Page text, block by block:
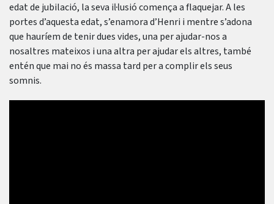
edat de jubilació, la seva il·lusió comença a flaquejar. A les
portes d’aquesta edat, s’enamora d’Henri i mentre s’adona
que hauríem de tenir dues vides, una per ajudar-nos a
nosaltres mateixos i una altra per ajudar els altres, també
entén que mai no és massa tard per a complir els seus
somnis.